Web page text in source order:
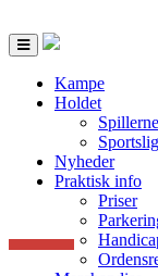
Toggle
navigation
Kampe
Holdet
Spillerne
Nyheder
Praktisk info
Priser